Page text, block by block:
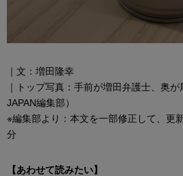
｜文：増田隆幸
｜トップ写真：手前が増田弁護士、奥
JAPAN編集部）
※編集部より：本文を一部修正して、更
分
【あわせて読みたい】